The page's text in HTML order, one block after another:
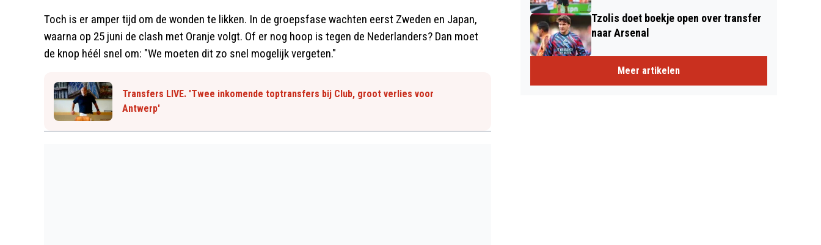
Toch is er amper tijd om de wonden te likken. In de groepsfase wachten eerst Zweden en Japan,
waarna op 25 juni de clash met Oranje volgt. Of er nog hoop is tegen de Nederlanders? Dan moet
de knop héél snel om: "We moeten dit zo snel mogelijk vergeten."
Transfers LIVE. 'Twee inkomende toptransfers bij Club, groot verlies voor
Antwerp'
Tzolis doet boekje open over transfer
naar Arsenal
Meer artikelen